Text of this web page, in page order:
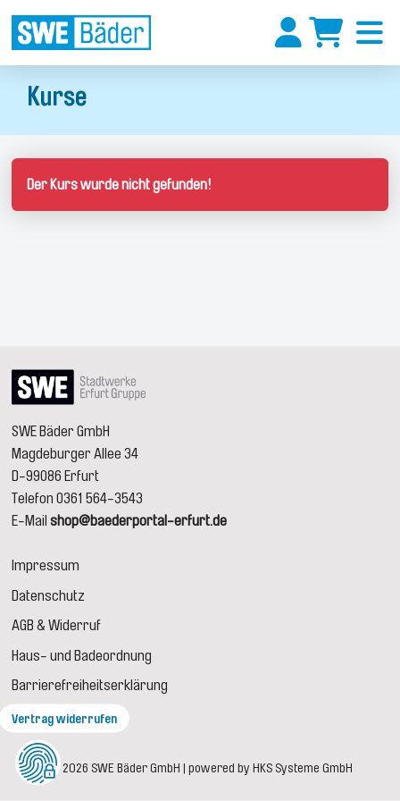
Kurse
Der Kurs wurde nicht gefunden!
SWE Bäder GmbH
Magdeburger Allee 34
D-99086 Erfurt
Telefon 0361 564-3543
E-Mail shop@baederportal-erfurt.de
Impressum
Datenschutz
AGB & Widerruf
Haus- und Badeordnung
Barrierefreiheitserklärung
Vertrag widerrufen
© 2026 SWE Bäder GmbH | powered by HKS Systeme GmbH